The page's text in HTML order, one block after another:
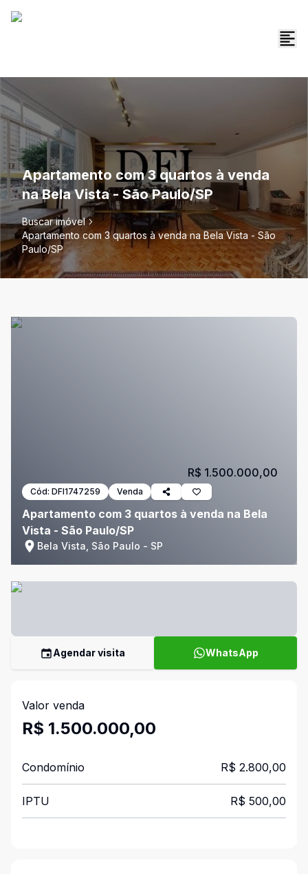
Apartamento com 3 quartos à venda
na Bela Vista - São Paulo/SP
Buscar imóvel
Apartamento com 3 quartos à venda na Bela Vista - São
Paulo/SP
Cód: DFI1747259 Venda
Apartamento com 3 quartos à venda na Bela
Vista - São Paulo/SP
Bela Vista, São Paulo - SP
R$ 1.500.000,00
Agendar visita WhatsApp
Valor venda
R$ 1.500.000,00
Condomínio R$ 2.800,00
IPTU R$ 500,00